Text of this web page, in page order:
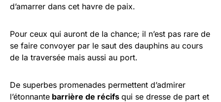
d’amarrer dans cet havre de paix.
Pour ceux qui auront de la chance; il n’est pas rare de
se faire convoyer par le saut des dauphins au cours
de la traversée mais aussi au port.
De superbes promenades permettent d’admirer
l’étonnante barrière de récifs qui se dresse de part et